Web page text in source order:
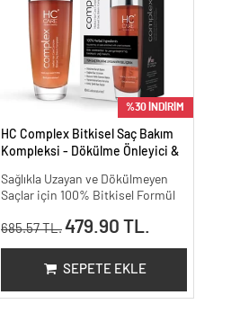
%30 İNDİRİM
HC Complex Bitkisel Saç Bakım
Kompleksi - Dökülme Önleyici &
100 ml
Sağlıkla Uzayan ve Dökülmeyen
Saçlar için 100% Bitkisel Formül
685.57 TL. 479.90 TL.
SEPETE EKLE